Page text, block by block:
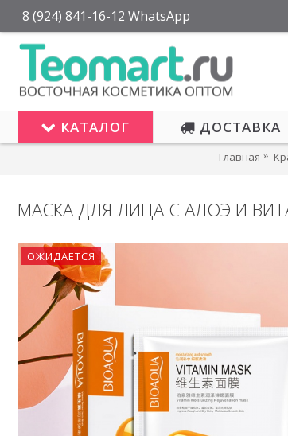
8 (924) 841-16-12 WhatsApp
КАТАЛОГ ДОСТАВКА
Главная
МАСКА ДЛЯ ЛИЦА С АЛОЭ И
ОЖИДАЕТСЯ